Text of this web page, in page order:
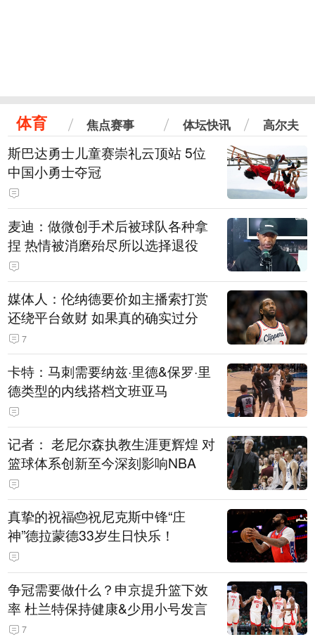
体育 焦点赛事 体坛快讯 高尔夫
斯巴达勇士儿童赛崇礼云顶站 5位
中国小勇士夺冠
麦迪：做微创手术后被球队各种拿
捏 热情被消磨殆尽所以选择退役
媒体人：伦纳德要价如主播索打赏
还绕平台敛财 如果真的确实过分
7
卡特：马刺需要纳兹·里德&保罗·里
德类型的内线搭档文班亚马
记者： 老尼尔森执教生涯更辉煌 对
篮球体系创新至今深刻影响NBA
真挚的祝福🎂祝尼克斯中锋“庄
神”德拉蒙德33岁生日快乐！
争冠需要做什么？申京提升篮下效
率 杜兰特保持健康&少用小号发言
7